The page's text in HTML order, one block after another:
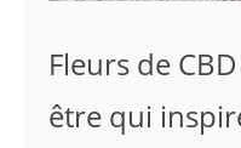
Fleurs de
être qui